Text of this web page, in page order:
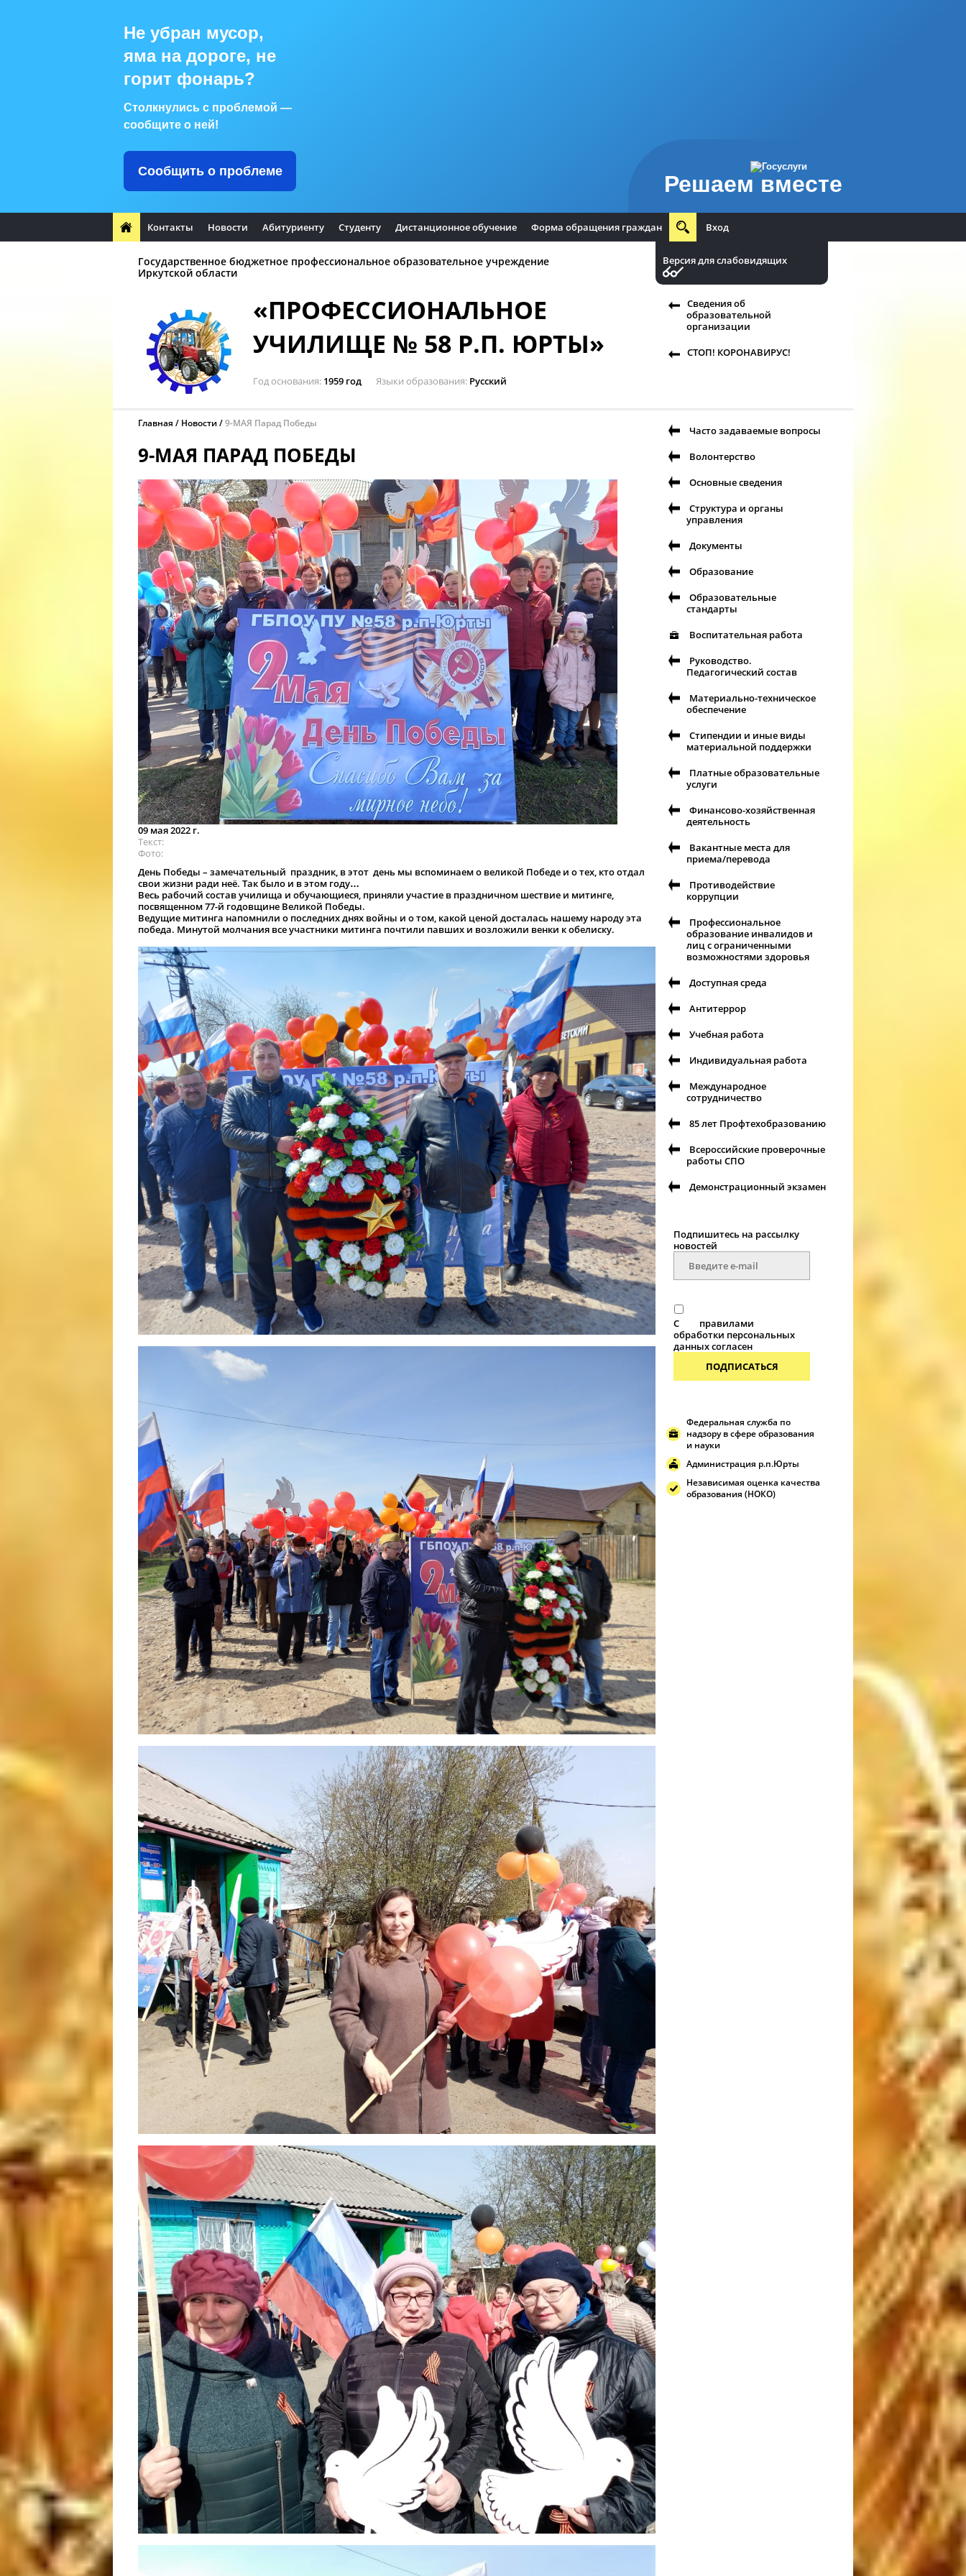
Решаем вместе
Не убран мусор,
яма на дороге, не
горит фонарь?
Столкнулись с проблемой —
сообщите о ней!
Сообщить о проблеме
Контакты Новости Абитуриенту Студенту Дистанционное обучение Форма обращения граждан Вход
Государственное бюджетное профессиональное образовательное учреждение
Иркутской области
«ПРОФЕССИОНАЛЬНОЕ
УЧИЛИЩЕ № 58 Р.П. ЮРТЫ»
Год основания 1959 год Языки образования Русский
Версия для слабовидящих
Сведения об
образовательной
организации
СТОП! КОРОНАВИРУС!
Главная Новости 9-МАЯ Парад Победы
9-МАЯ ПАРАД ПОБЕДЫ
09 мая 2022 г.
Текст
Фото
День Победы – замечательный праздник, в этот день мы вспоминаем о великой Победе и о тех, кто отдал
свои жизни ради неё. Так было и в этом году…
Весь рабочий состав училища и обучающиеся, приняли участие в праздничном шествие и митинге,
посвященном 77-й годовщине Великой Победы.
Ведущие митинга напомнили о последних днях войны и о том, какой ценой досталась нашему народу эта
победа. Минутой молчания все участники митинга почтили павших и возложили венки к обелиску.
Часто задаваемые вопросы
Волонтерство
Основные сведения
Структура и органы
управления
Документы
Образование
Образовательные
стандарты
Воспитательная работа
Руководство.
Педагогический состав
Материально-техническое
обеспечение
Стипендии и иные виды
материальной поддержки
Платные образовательные
услуги
Финансово-хозяйственная
деятельность
Вакантные места для
приема/перевода
Противодействие
коррупции
Профессиональное
образование инвалидов и
лиц с ограниченными
возможностями здоровья
Доступная среда
Антитеррор
Учебная работа
Индивидуальная работа
Международное
сотрудничество
85 лет Профтехобразованию
Всероссийские проверочные
работы СПО
Демонстрационный экзамен
Подпишитесь на рассылку
новостей
С
правилами
обработки персональных
данных согласен
ПОДПИСАТЬСЯ
Федеральная служба по
надзору в сфере образования
и науки
Администрация р.п.Юрты
Независимая оценка качества
образования (НОКО)